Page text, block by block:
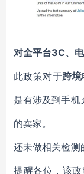
对全平台3C、
此政策对于跨
是有涉及到手
的卖家。
还未做相关检测
提醒各位，该